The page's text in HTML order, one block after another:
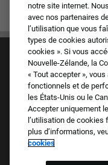
notre site internet.
avec nos partenaires
l’utilisation que vous
types de cookies
cookies ». Si vous
Nouvelle-Zélande, la
« Tout accepter »,
fonctionnels et de
les États-Unis ou le
Accepter uniquement
l’utilisation de
plus d’informations,
cookies